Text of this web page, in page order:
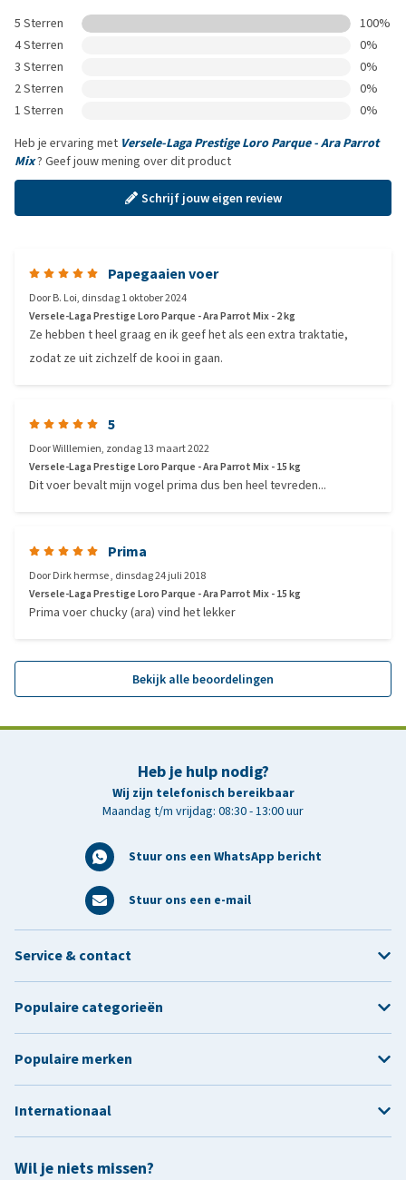
5 Sterren
100%
4 Sterren
0%
3 Sterren
0%
2 Sterren
0%
1 Sterren
0%
Heb je ervaring met Versele-Laga Prestige Loro Parque - Ara Parrot
Mix? Geef jouw mening over dit product
Schrijf jouw eigen review
Papegaaien voer
DoorB. Loi, dinsdag 1 oktober 2024
Versele-Laga Prestige Loro Parque - Ara Parrot Mix - 2 kg
Ze hebben t heel graag en ik geef het als een extra traktatie,
zodat ze uit zichzelf de kooi in gaan.
5
DoorWilllemien, zondag 13 maart 2022
Versele-Laga Prestige Loro Parque - Ara Parrot Mix - 15 kg
Dit voer bevalt mijn vogel prima dus ben heel tevreden...
Prima
DoorDirk hermse, dinsdag 24 juli 2018
Versele-Laga Prestige Loro Parque - Ara Parrot Mix - 15 kg
Prima voer chucky (ara) vind het lekker
Bekijk alle beoordelingen
Heb je hulp nodig?
Wij zijn telefonisch bereikbaar
Maandag t/m vrijdag: 08:30 - 13:00 uur
Stuur ons een WhatsApp bericht
Stuur ons een e-mail
Wil je niets missen?
Service & contact
Populaire categorieën
Populaire merken
Internationaal